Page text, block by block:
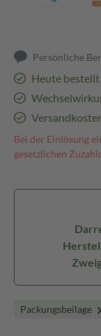
Persönliche
Heute
Bei der Einlösung
gesetzlichen
Packungsbeilage